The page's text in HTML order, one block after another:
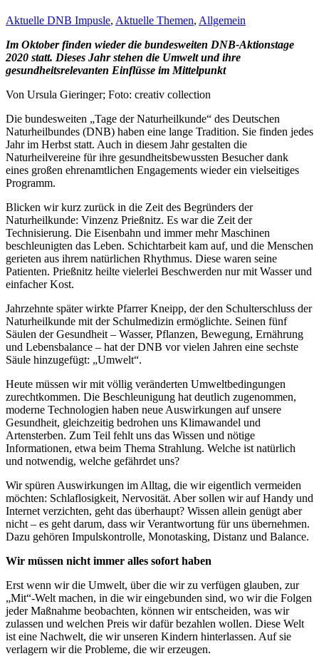
Aktuelle DNB Impusle, Aktuelle Themen, Allgemein
Im Oktober finden wieder die bundesweiten DNB-Aktionstage
2020 statt. Dieses Jahr stehen die Umwelt und ihre
gesundheitsrelevanten Einflüsse im Mittelpunkt
Von Ursula Gieringer; Foto: creativ collection
Die bundesweiten „Tage der Naturheilkunde“ des Deutschen
Naturheilbundes (DNB) haben eine lange Tradition. Sie finden jedes
Jahr im Herbst statt. Auch in diesem Jahr gestalten die
Naturheilvereine für ihre gesundheitsbewussten Besucher dank
eines großen ehrenamtlichen Engagements wieder ein vielseitiges
Programm.
Blicken wir kurz zurück in die Zeit des Begründers der
Naturheilkunde: Vinzenz Prießnitz. Es war die Zeit der
Technisierung. Die Eisenbahn und immer mehr Maschinen
beschleunigten das Leben. Schichtarbeit kam auf, und die Menschen
gerieten aus ihrem natürlichen Rhythmus. Diese waren seine
Patienten. Prießnitz heilte vielerlei Beschwerden nur mit Wasser und
einfacher Kost.
Jahrzehnte später wirkte Pfarrer Kneipp, der den Schulterschluss der
Naturheilkunde mit der Schulmedizin ermöglichte. Seinen fünf
Säulen der Gesundheit – Wasser, Pflanzen, Bewegung, Ernährung
und Lebensbalance – hat der DNB vor vielen Jahren eine sechste
Säule hinzugefügt: „Umwelt“.
Heute müssen wir mit völlig veränderten Umweltbedingungen
zurechtkommen. Die Beschleunigung hat deutlich zugenommen,
moderne Technologien haben neue Auswirkungen auf unsere
Gesundheit, gleichzeitig bedrohen uns Klimawandel und
Artensterben. Zum Teil fehlt uns das Wissen und nötige
Informationen, etwa beim Thema Strahlung. Welche ist natürlich
und notwendig, welche gefährdet uns?
Wir spüren Auswirkungen im Alltag, die wir eigentlich vermeiden
möchten: Schlaflosigkeit, Nervosität. Aber sollen wir auf Handy und
Internet verzichten, geht das überhaupt? Wissen allein genügt aber
nicht – es geht darum, dass wir Verantwortung für uns übernehmen.
Dazu gehören Impulskontrolle, Monotasking, Distanz und Balance.
Wir müssen nicht immer alles sofort haben
Erst wenn wir die Umwelt, über die wir zu verfügen glauben, zur
„Mit“-Welt machen, in die wir eingebunden sind, wo wir die Folgen
jeder Maßnahme beobachten, können wir entscheiden, was wir
zulassen und welchen Preis wir dafür bezahlen wollen. Diese Welt
ist eine Nachwelt, die wir unseren Kindern hinterlassen. Auf sie
verlagern wir die Probleme, die wir erzeugen.